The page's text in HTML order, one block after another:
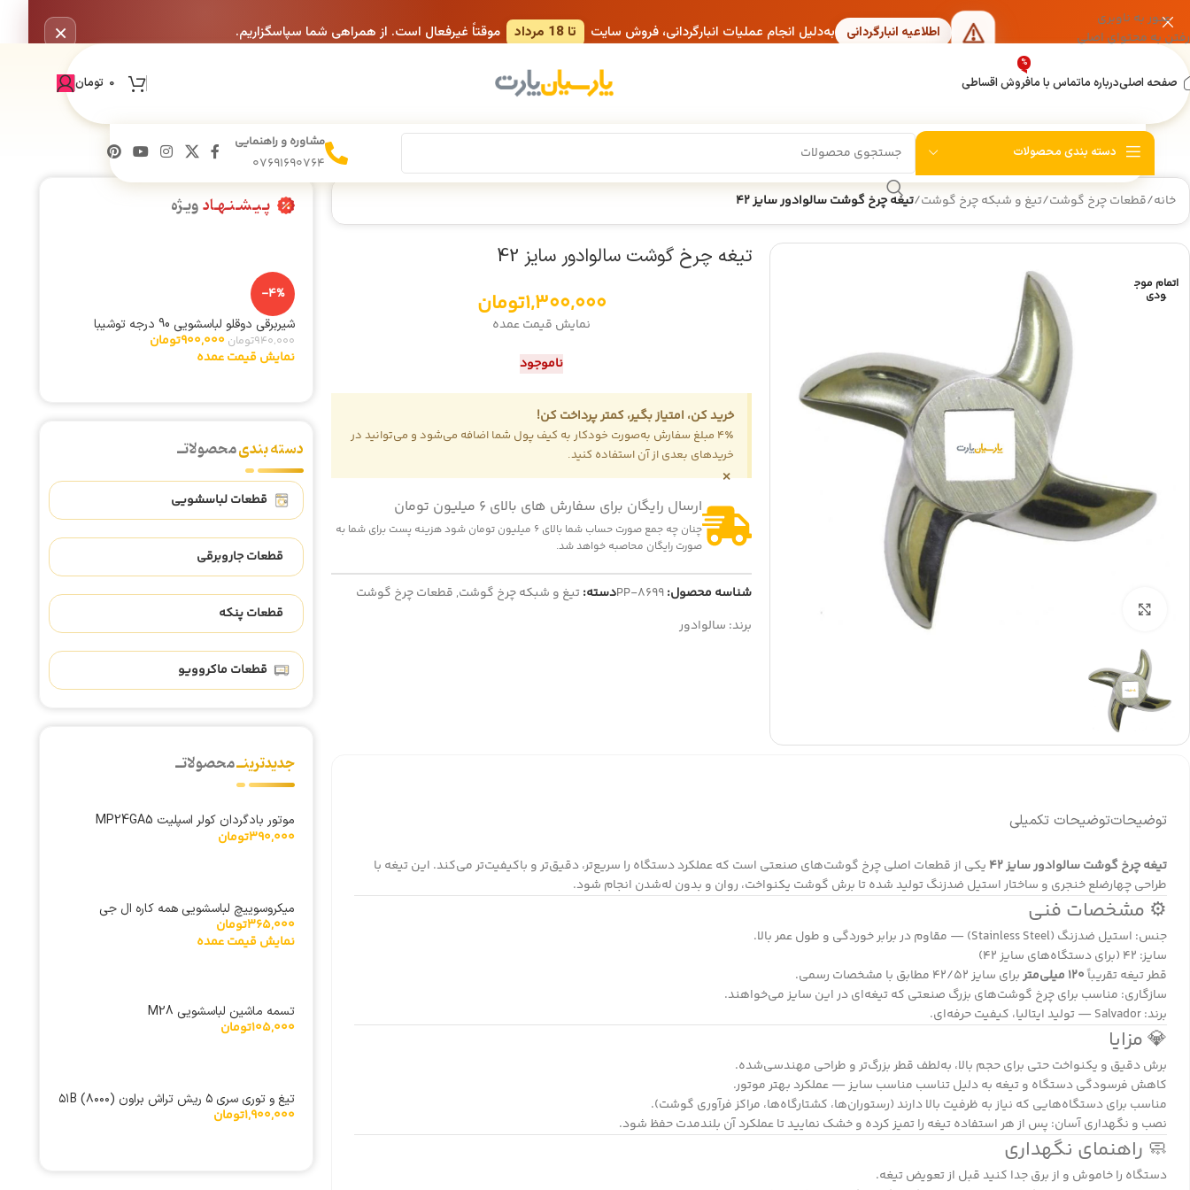
عبور به ناوبری
رفتن به محتوای اصلی
اطلاعیه انبارگردانی به‌دلیل انجام عملیات انبارگردانی، فروش سایت تا 18 مرداد موقتاً غیرفعال است. از همراهی شما سپاسگزاریم. ×
صفحه اصلیدرباره ماتماس با مافروش اقساطی
%
0 تومان
دسته بندی محصولات
مشاوره و راهنمایی
07691690764
خانه/قطعات چرخ گوشت/تیغ و شبکه چرخ گوشت/تیغه چرخ گوشت سالوادور سایز 42
اتمام موج
ودی
تیغه چرخ گوشت سالوادور سایز 42
1,300,000تومان
نمایش قیمت عمده
ناموجود
خرید کن، امتیاز بگیر، کمتر پرداخت کن!
4٪ مبلغ سفارش به‌صورت خودکار به کیف پول شما اضافه می‌شود و می‌توانید در
خریدهای بعدی از آن استفاده کنید.
×
ارسال رایگان برای سفارش های بالای 6 میلیون تومان
چنان چه جمع صورت حساب شما بالای 6 میلیون تومان شود هزینه پست برای شما به
صورت رایگان محاصبه خواهد شد.
شناسه محصول:PP-8699دسته:تیغ و شبکه چرخ گوشت, قطعات چرخ گوشت
برند: سالوادور
توضیحاتتوضیحات تکمیلی
تیغه چرخ گوشت سالوادور سایز 42
یکی از قطعات اصلی چرخ گوشت‌های صنعتی است که عملکرد دستگاه را سریع‌تر، دقیق‌تر و باکیفیت‌تر می‌کند. این تیغه با
طراحی چهارضلع خنجری و ساختار استیل ضدزنگ تولید شده تا برش گوشت یکنواخت، روان و بدون له‌شدن انجام شود.
⚙️ مشخصات فنی
جنس: استیل ضدزنگ (Stainless Steel) — مقاوم در برابر خوردگی و طول عمر بالا.
سایز: ۴۲ (برای دستگاه‌های سایز ۴۲)
قطر تیغه تقریباً۱۲۰ میلی‌متر
برای سایز ۴۲/۵۲ مطابق با مشخصات رسمی.
سازگاری: مناسب برای چرخ گوشت‌های بزرگ صنعتی که تیغه‌ای در این سایز می‌خواهند.
برند: Salvador — تولید ایتالیا، کیفیت حرفه‌ای.
💎 مزایا
برش دقیق و یکنواخت حتی برای حجم بالا، به‌لطف قطر بزرگ‌تر و طراحی مهندسی‌شده.
کاهش فرسودگی دستگاه و تیغه به دلیل تناسب مناسب سایز — عملکرد بهتر موتور.
مناسب برای دستگاه‌هایی که نیاز به ظرفیت بالا دارند (رستوران‌ها، کشتارگاه‌ها، مراکز فرآوری گوشت).
نصب و نگهداری آسان: پس از هر استفاده تیغه را تمیز کرده و خشک نمایید تا عملکرد آن بلندمدت حفظ شود.
🧼 راهنمای نگهداری
دستگاه را خاموش و از برق جدا کنید قبل از تعویض تیغه.
پـیـشـنـهـادویـژه
-4%
شیربرقی دوقلو لباسشویی 90 درجه توشیبا
940,000تومان 900,000تومان
نمایش قیمت عمده
دسته بندیمحصولاتــ
قطعات لباسشویی
قطعات جاروبرقی
قطعات پنکه
قطعات ماکروویو
جدیدترینــمحصولاتــ
موتور بادگردان کولر اسپلیت MP24GA5
12VDC – 24BYJ48 پایه قلابی سیم کوتاه
390,000تومان
میکروسوییچ لباسشویی همه کاره ال جی
365,000تومان
نمایش قیمت عمده
تسمه ماشین لباسشویی M28
105,000تومان
تیغ و توری سری ۵ ریش تراش براون (۸۰۰۰) ۵۱B
1,900,000تومان